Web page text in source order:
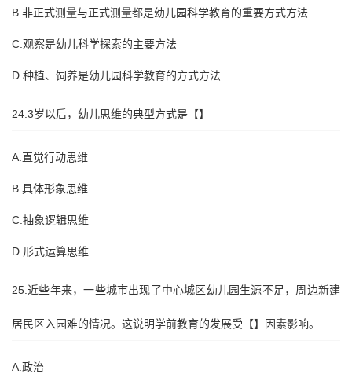
B.非正式测量与正式测量都是幼儿园科学教育的重要方式方法
C.观察是幼儿科学探索的主要方法
D.种植、饲养是幼儿园科学教育的方式方法
24.3岁以后，幼儿思维的典型方式是【】
A.直觉行动思维
B.具体形象思维
C.抽象逻辑思维
D.形式运算思维
25.近些年来，一些城市出现了中心城区幼儿园生源不足，周边新建
居民区入园难的情况。这说明学前教育的发展受【】因素影响。
A.政治